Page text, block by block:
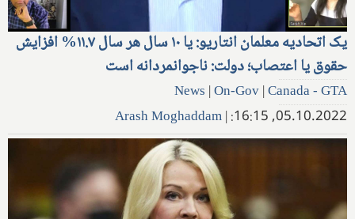
یک اتحادیه معلمان انتاریو: یا ۱۰ سال هر سال ۱۱.۷% افزایش
حقوق یا اعتصاب؛ دولت: ناجوانمردانه است
News |On-Gov|Canada - GTA
05.10.2022, 16:15:
|
Arash Moghaddam